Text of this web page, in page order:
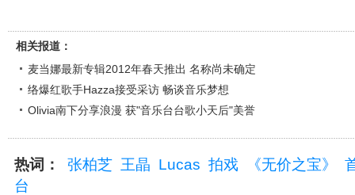
相关报道：
麦当娜最新专辑2012年春天推出 名称尚未确定
络爆红歌手Hazza接受采访 畅谈音乐梦想
Olivia南下分享浪漫 获"音乐台台歌小天后"美誉
热词： 张柏芝 王晶 Lucas 拍戏 《无价之宝》
台